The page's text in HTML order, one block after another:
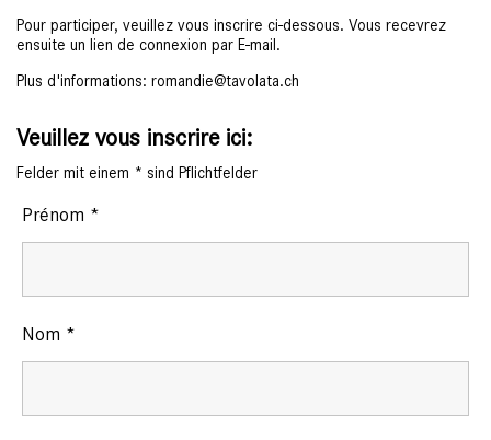
Pour participer, veuillez vous inscrire ci-dessous. Vous recevrez
ensuite un lien de connexion par E-mail.
Plus d'informations: romandie@tavolata.ch
Veuillez vous inscrire ici:
Felder mit einem * sind Pflichtfelder
Prénom *
Nom *